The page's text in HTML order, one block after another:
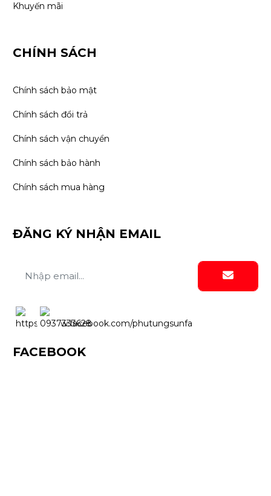
Khuyến mãi
CHÍNH SÁCH
Chính sách bảo mật
Chính sách đổi trả
Chính sách vận chuyển
Chính sách bảo hành
Chính sách mua hàng
ĐĂNG KÝ NHẬN EMAIL
FACEBOOK